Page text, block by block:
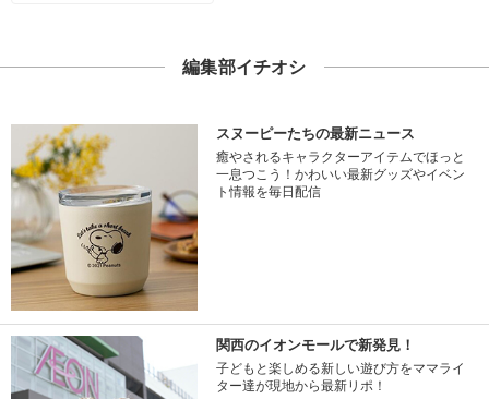
編集部イチオシ
スヌーピーたちの最新ニュース
癒やされるキャラクターアイテムでほっと
一息つこう！かわいい最新グッズやイベン
ト情報を毎日配信
関西のイオンモールで新発見！
子どもと楽しめる新しい遊び方をママライ
ター達が現地から最新リポ！